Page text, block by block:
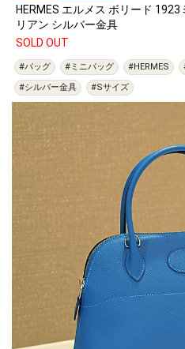
HERMES エルメス ボリード
リアン シルバー金具
SOLD OUT
#バッグ #ミニバッグ #HERMES
#シルバー金具
#Sサイズ